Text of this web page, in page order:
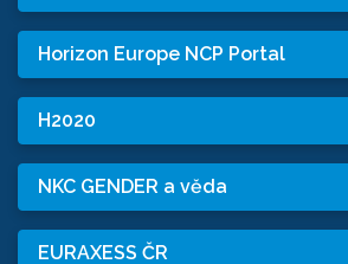
Horizon Europe NCP Portal
H2020
NKC GENDER a věda
EURAXESS ČR